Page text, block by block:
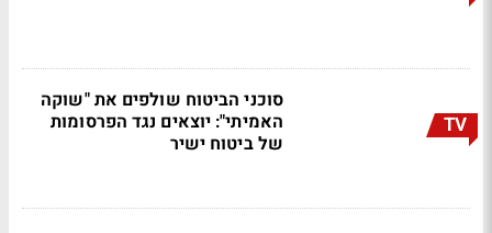
TV
סוכני הביטוח שולפים את "שוקה
האמיתי": יוצאים נגד הפרסומות
של ביטוח ישיר